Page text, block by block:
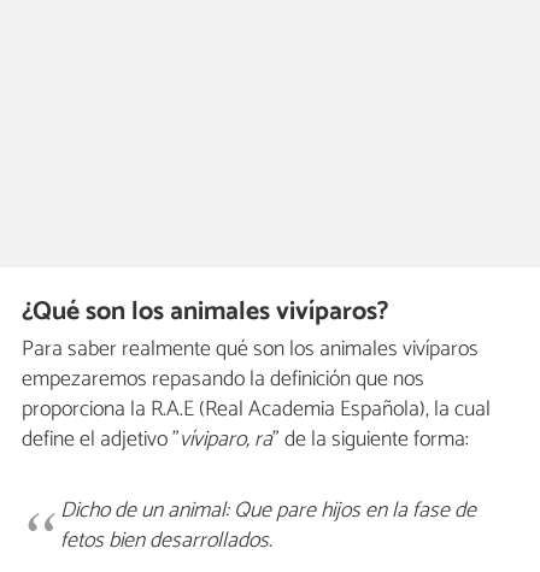
¿Qué son los animales vivíparos?
Para saber realmente qué son los animales vivíparos
empezaremos repasando la definición que nos
proporciona la R.A.E (Real Academia Española), la cual
define el adjetivo "víviparo, ra" de la siguiente forma:
Dicho de un animal: Que pare hijos en la fase de
fetos bien desarrollados.